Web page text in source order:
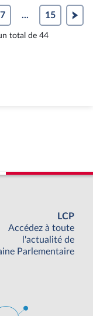
personnel
rendu
7 ... 15
total de 44
LCP
Accédez à toute
l'actualité de
Parlementaire